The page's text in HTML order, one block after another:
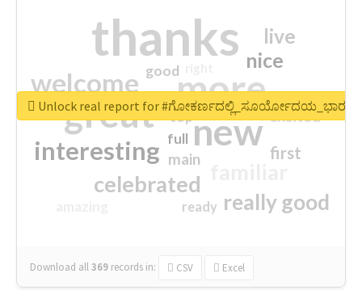
thanks
more
great new
welcome
interesting
celebrated
really good
nice
live
first
excited
main
good
top
full
ready
Download all369 records in: CSV Excel
Unlock real report for